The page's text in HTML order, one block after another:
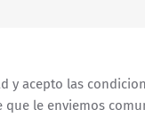
y acepto las
que le enviemos